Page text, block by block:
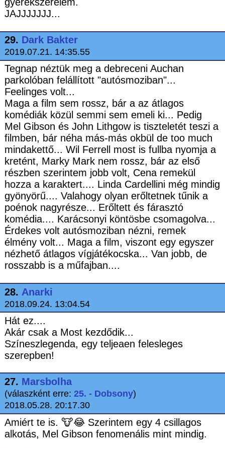
JAJJJJJJJ...
29. Dark Bakter
2019.07.21. 14:35.55
Tegnap néztük meg a debreceni Auchan
parkolóban felállított "autósmoziban"...
Feelinges volt...
Maga a film sem rossz, bár a az átlagos
komédiák közül semmi sem emeli ki... Pedig
Mel Gibson és John Lithgow is tiszteletét teszi a
filmben, bár néha más-más okbül de too much
mindakettő... Wil Ferrell most is fullba nyomja a
kretént, Marky Mark nem rossz, bár az első
részben szerintem jobb volt, Cena remekül
hozza a karaktert.... Linda Cardellini még mindig
gyönyörű.... Valahogy olyan erőltetnek tűnik a
poénok nagyrésze... Erőltett és fárasztó
komédia.... Karácsonyi köntösbe csomagolva...
Érdekes volt autósmoziban nézni, remek
élmény volt... Maga a film, viszont egy egyszer
nézhető átlagos vígjátékocska... Van jobb, de
rosszabb is a műfajban....
28. Anarki
2018.09.24. 13:04.54
Hát ez....
Akár csak a Most kezdődik...
Színeszlegenda, egy teljeaen felesleges
szerepben!
27. Marsbolha
(válaszként erre: 25. - Dobsony)
2018.05.28. 20:17.30
Amiért te is. 🐮😂 Szerintem egy 4 csillagos
alkotás, Mel Gibson fenomenális mint mindig.